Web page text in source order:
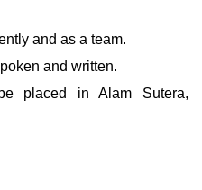
and as a team.
and written.
placed in Alam Sutera,